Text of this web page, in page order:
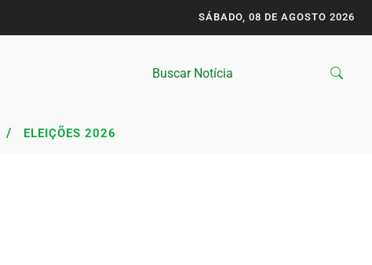
SÁBADO, 08 DE AGOSTO 2026
/ ELEIÇÕES 2026